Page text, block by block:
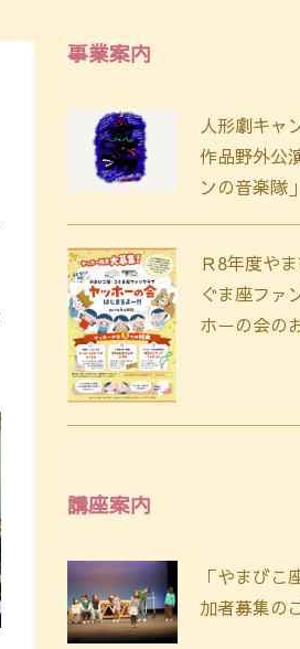
事業案内
人形劇キャ
作品野外公
ンの音楽隊」
Ｒ8年度や
ぐま座ファ
ホーの会の
講座案内
「やまびこ
加者募集の